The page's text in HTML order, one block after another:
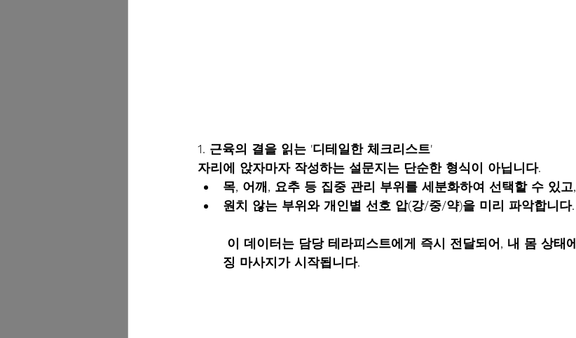
1. 근육의 결을 읽는 '디테일한 체크리스트'
자리에 앉자마자 작성하는 설문지는 단순한 형식이 아닙니다.
목, 어깨, 요추 등 집중 관리 부위 를 세분화하여 선택할 수 있고,
원치 않는 부위 와 개인별 선호 압(강/중/약)을 미리 파악합니다.
징 마사지가 시작됩니다.